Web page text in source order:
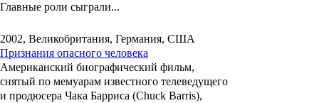
Главные роли сыграли...
2002, Великобритания, Германия, США
Признания опасного человека
Американский биографический фильм,
снятый по мемуарам известного телеведущего
и продюсера Чака Барриса (Chuck Barris),